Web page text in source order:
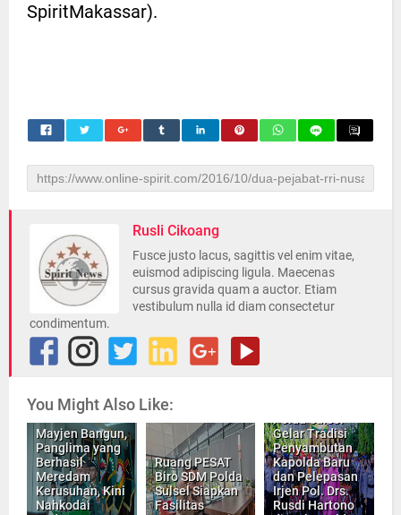
SpiritMakassar).
Rusli Cikoang
Fusce justo lacus, sagittis vel enim vitae,
euismod adipiscing ligula. Maecenas
cursus gravida quam a auctor. Etiam
vestibulum nulla id diam consectetur
condimentum.
You Might Also Like:
Mayjen Bangun,
Panglima yang
Berhasil
Meredam
Kerusuhan, Kini
Nahkodai
Ruang PESAT
Biro SDM Polda
Sulsel Siapkan
Fasilitas
Gelar Tradisi
Penyambutan
Kapolda Baru
dan Pelepasan
Irjen Pol. Drs.
Rusdi Hartono